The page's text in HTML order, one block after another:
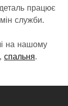
працює
служби.
на нашому
, спальня.